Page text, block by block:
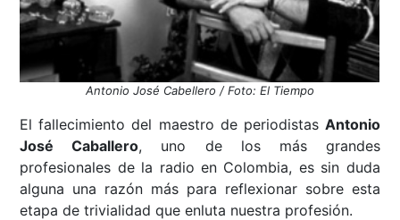
Antonio José Cabellero / Foto: El Tiempo
El fallecimiento del maestro de periodistas Antonio
José Caballero, uno de los más grandes
profesionales de la radio en Colombia, es sin duda
alguna una razón más para reflexionar sobre esta
etapa de trivialidad que enluta nuestra profesión.